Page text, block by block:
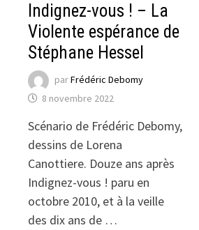
Indignez-vous ! – La
Violente espérance de
Stéphane Hessel
parFrédéric Debomy
8 novembre 2022
Scénario de Frédéric Debomy,
dessins de Lorena
Canottiere. Douze ans après
Indignez-vous ! paru en
octobre 2010, et à la veille
des dix ans de …